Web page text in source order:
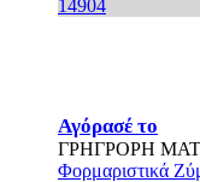
Αγόρασέ το
ΓΡΗΓΡΟΡΗ
Φορμαριστικά